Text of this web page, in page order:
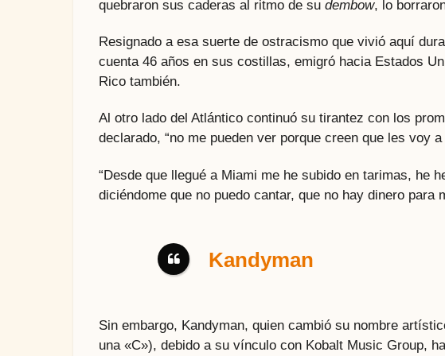
quebraron sus caderas al ritmo de su dembow, lo
Resignado a esa suerte de ostracismo que vivió aquí
cuenta 46 años en sus costillas, emigró hacia Estados
Rico también.
Al otro lado del Atlántico continuó su tirantez con los
declarado, “no me pueden ver porque creen que les voy
“Desde que llegué a Miami me he subido en tarimas, he
diciéndome que no puedo cantar, que no hay dinero para
Kandyman
Sin embargo, Kandyman, quien cambió su nombre
una «C»), debido a su vínculo con Kobalt Music Group,